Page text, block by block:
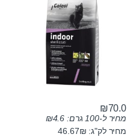
₪70.0
מחיר ל-100 גרם: ₪4.6
מחיר לק"ג: 46.67₪